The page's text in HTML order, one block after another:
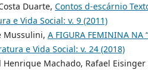
Duarte, Contos d-escárnio
e Vida Social: v. 9 (2011)
Mussulini, A FIGURA FEMININA NA
e Vida Social: v. 24 (2018)
Henrique Machado, Rafael Eisinger